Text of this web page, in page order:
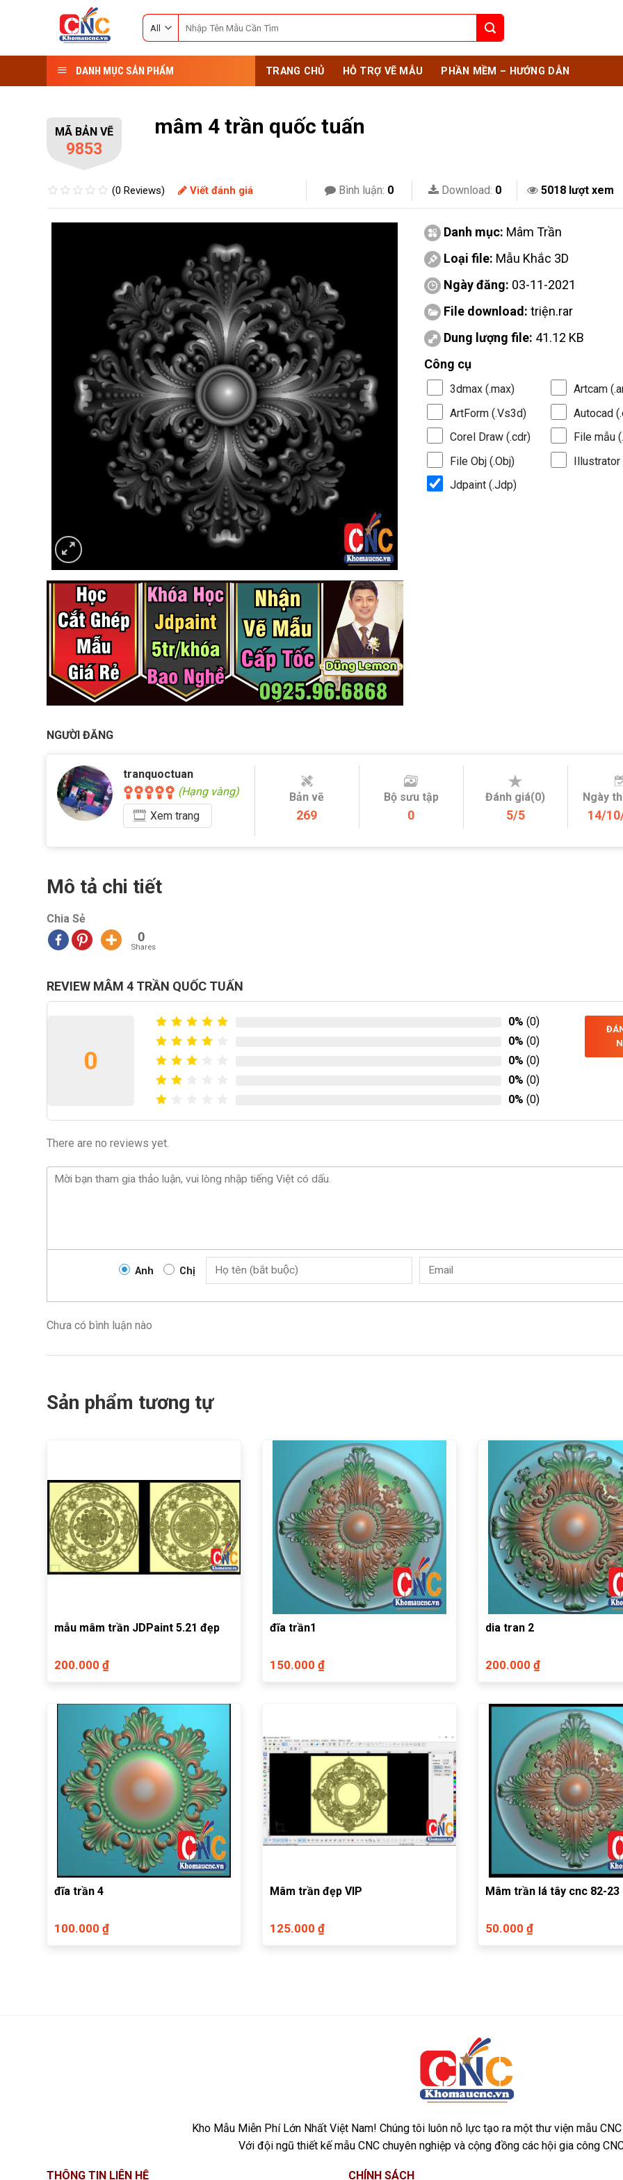
for:
DANH MỤC SẢN PHẨM TRANG CHỦ HỖ TRỢ VẼ MẪU PHẦN MỀM – HƯỚNG DẪN
MÃ BẢN VẼ
9853
mâm 4 trần quốc tuấn
(0 Reviews) Viết đánh giá Bình luận: 0 Download: 0 5018 lượt xem
Danh mục: Mâm Trần
Loại file: Mẫu Khắc 3D
Ngày đăng: 03-11-2021
File download: triện.rar
Dung lượng file: 41.12 KB
Công cụ
3dmax (.max)
Artcam
ArtForm (.Vs3d)
Autocad
Corel Draw (.cdr)
File mẫu
File Obj (.Obj)
Illustrator
Jdpaint (.Jdp)
NGƯỜI ĐĂNG
tranquoctuan
(Hạng vàng)
Xem trang
Bản vẽ
269
Bộ sưu tập
0
Đánh giá(0)
5/5
Ngày
14/
Mô tả chi tiết
Chia Sẻ
0
Shares
REVIEW MÂM 4 TRẦN QUỐC TUẤN
0
0% (0)
0% (0)
0% (0)
0% (0)
0% (0)
There are no reviews yet.
Anh Chị
Chưa có bình luận nào
Sản phẩm tương tự
mẫu mâm trần JDPaint 5.21 đẹp
200.000 ₫
đĩa trần1
150.000 ₫
dia tran 2
200.000 ₫
đĩa trần 4
100.000 ₫
Mâm trần đẹp VIP
125.000 ₫
Mâm trần lá tây cnc 82-23
50.000 ₫
Kho Mẫu Miễn Phí Lớn Nhất Việt Nam! Chúng tôi luôn nỗ lực tạo ra một thư viện mẫu
Với đội ngũ thiết kế mẫu CNC chuyên nghiệp và cộng đồng các hội gia công
THÔNG TIN LIÊN HỆ CHÍNH SÁCH